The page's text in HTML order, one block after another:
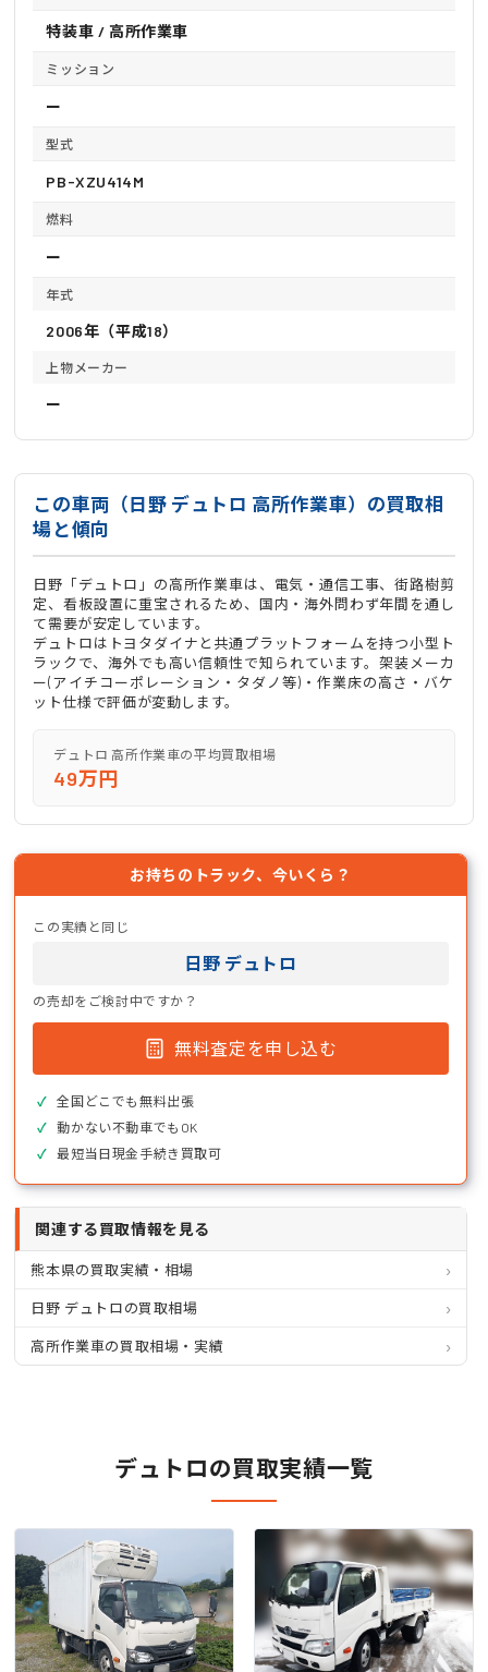
特装車 / 高所作業車
ミッション
ー
型式
PB-XZU414M
燃料
ー
年式
2006年（平成18）
上物メーカー
ー
この車両（日野 デュトロ 高所作業車）の買取相
場と傾向
日野「デュトロ」の高所作業車は、電気・通信工事、街路樹剪
定、看板設置に重宝されるため、国内・海外問わず年間を通し
て需要が安定しています。
デュトロはトヨタダイナと共通プラットフォームを持つ小型ト
ラックで、海外でも高い信頼性で知られています。架装メーカ
ー(アイチコーポレーション・タダノ等)・作業床の高さ・バケ
ット仕様で評価が変動します。
デュトロ 高所作業車の平均買取相場
49万円
お持ちのトラック、今いくら？
この実績と同じ
日野 デュトロ
の売却をご検討中ですか？
無料査定を申し込む
全国どこでも無料出張
動かない不動車でもOK
最短当日現金手続き買取可
関連する買取情報を見る
熊本県の買取実績・相場
日野 デュトロの買取相場
高所作業車の買取相場・実績
デュトロの買取実績一覧